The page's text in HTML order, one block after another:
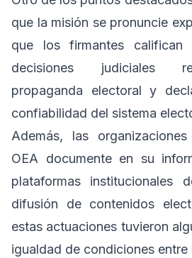
que la misión se pronuncie
que los firmantes califican
decisiones judiciales
propaganda electoral y
confiabilidad del sistema
Además, las
OEA documente en su
plataformas institucionales
difusión de contenidos
estas actuaciones tuvieron
igualdad de condiciones entre